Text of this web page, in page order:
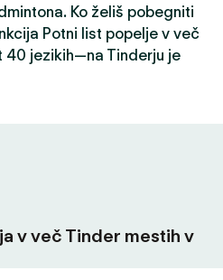
Ko želiš pobegniti
Potni list popelje v več
40 jezikih—na Tinderju je
v več Tinder mestih v